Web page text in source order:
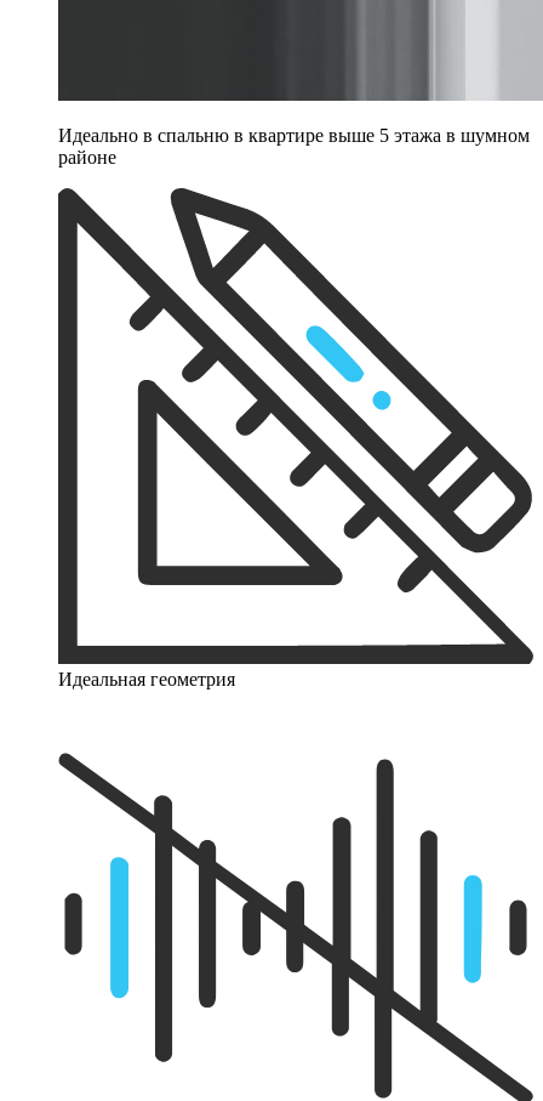
Идеально в спальню в квартире выше 5 этажа в шумном
районе
Идеальная геометрия